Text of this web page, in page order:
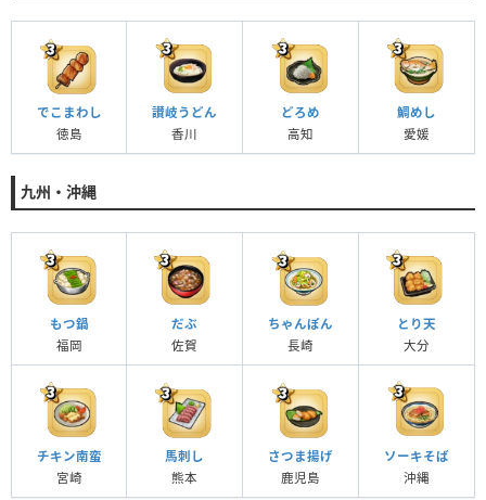
でこまわし
徳島
讃岐うどん
香川
どろめ
高知
鯛めし
愛媛
九州・沖縄
もつ鍋
福岡
だぶ
佐賀
ちゃんぽん
長崎
とり天
大分
チキン南蛮
宮崎
馬刺し
熊本
さつま揚げ
鹿児島
ソーキそば
沖縄